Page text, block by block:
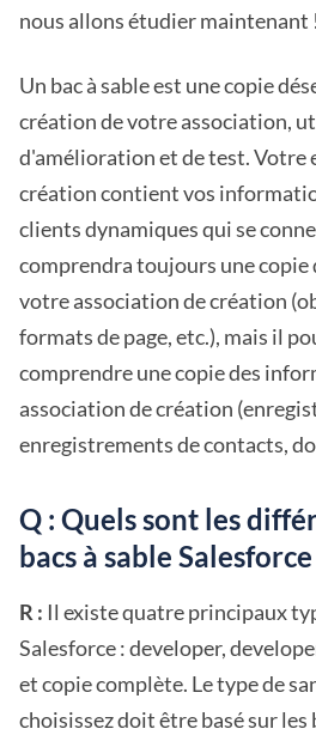
nous allons étudier maintenant
Un bac à sable est une copie
création de votre association,
d'amélioration et de test. Votre
création contient vos
clients dynamiques qui se
comprendra toujours une copie
votre association de création
formats de page, etc.), mais il
comprendre une copie des
association de création
enregistrements de contacts,
Q : Quels sont les
bacs à sable Salesforce
R : Il existe quatre principaux
Salesforce : developer,
et copie complète. Le type de
choisissez doit être basé sur les